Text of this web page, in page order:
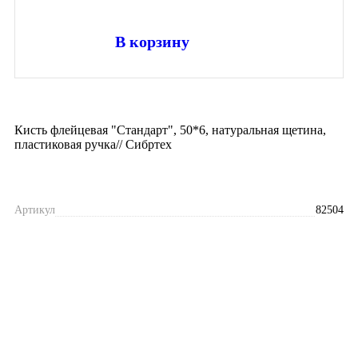
В корзину
Кисть флейцевая "Стандарт", 50*6, натуральная щетина,
пластиковая ручка// Сибртех
Артикул 82504